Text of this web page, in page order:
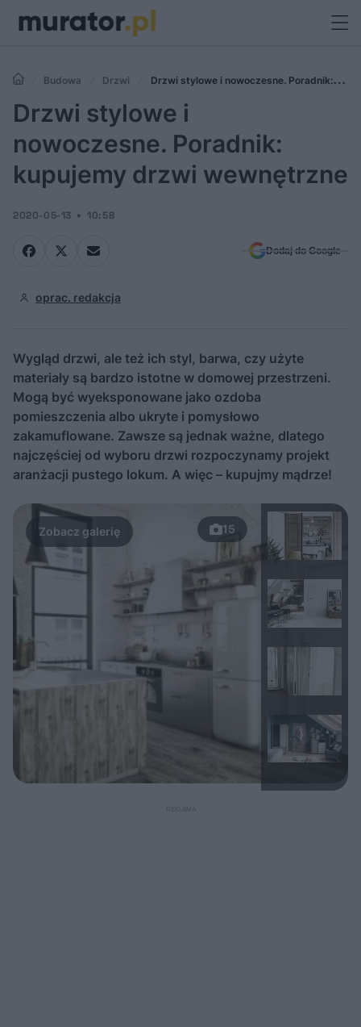
Budowa Drzwi
Drzwi stylowe i nowoczesne. Poradnik:
kupujemy drzwi wewnętrzne
Drzwi stylowe i
nowoczesne. Poradnik:
kupujemy drzwi wewnętrzne
2020-05-13 10:58
Dodaj do Google
oprac. redakcja
Wygląd drzwi, ale też ich styl, barwa, czy użyte
materiały są bardzo istotne w domowej przestrzeni.
Mogą być wyeksponowane jako ozdoba
pomieszczenia albo ukryte i pomysłowo
zakamuflowane. Zawsze są jednak ważne, dlatego
najczęściej od wyboru drzwi rozpoczynamy projekt
aranżacji pustego lokum. A więc – kupujmy mądrze!
15